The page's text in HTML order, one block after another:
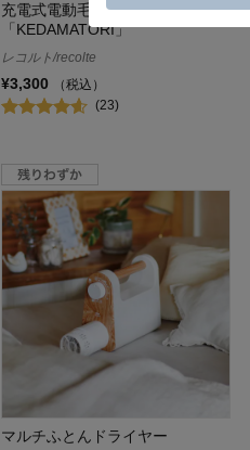
充電式電動毛玉取り
「KEDAMATORI」
レコルト/recolte
¥3,300
（税込）
(23)
マルチふとんドライヤー